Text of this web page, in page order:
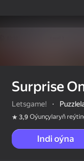
Surprise
Letsgame! ·
3,9 Oýunçylaryň
Indi oýna